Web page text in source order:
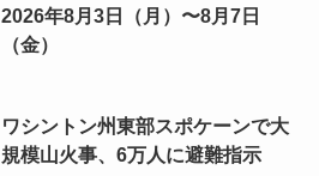
2026年8月3日（月）〜8月7日
（金）
ワシントン州東部スポケーンで大
規模山火事、6万人に避難指示